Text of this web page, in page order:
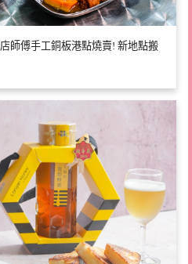
師傅手工銅板港點燒賣! 新地點搬